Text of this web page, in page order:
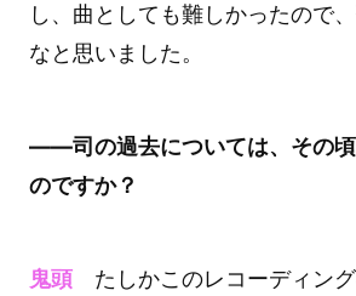
し、曲としても難しかったので
なと思いました。
――司の過去については、その
のですか？
鬼頭たしかこのレコーディング